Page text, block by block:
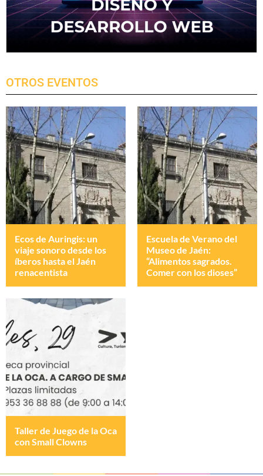
OTROS EVENTOS
Ecos de Auringis: un
viaje sonoro desde los
íberos hasta el Jaén
renacentista
Escuela de Verano del
Museo de Jaén:
“Alimentos sagrados.
Comer con los dioses”
Taller de Juego de la Oca
con Small Clowns